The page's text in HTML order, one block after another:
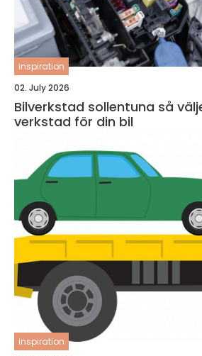
inspiration
02. July 2026
Bilverkstad sollentuna så väljer du rätt
verkstad för din bil
inspiration